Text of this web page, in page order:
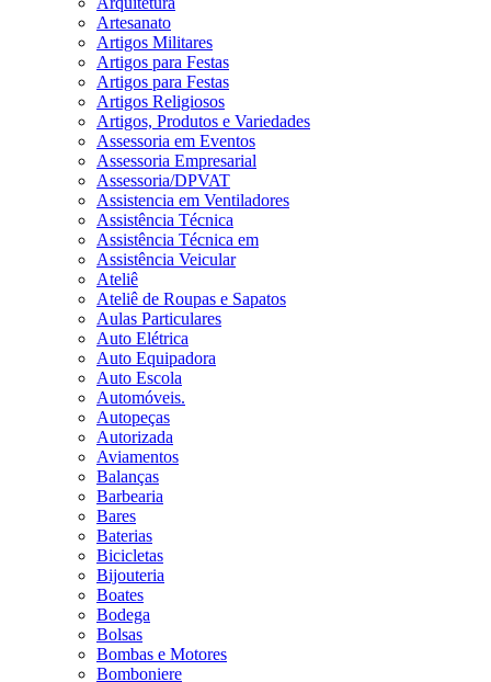
Artesanato
Artigos Militares
Artigos para Festas
Artigos para Festas
Artigos Religiosos
Artigos, Produtos e Variedades
Assessoria em Eventos
Assessoria Empresarial
Assessoria/DPVAT
Assistencia em Ventiladores
Assistência Técnica
Assistência Técnica em
Assistência Veicular
Ateliê
Ateliê de Roupas e Sapatos
Aulas Particulares
Auto Elétrica
Auto Equipadora
Auto Escola
Automóveis.
Autopeças
Autorizada
Aviamentos
Balanças
Barbearia
Bares
Baterias
Bicicletas
Bijouteria
Boates
Bodega
Bolsas
Bombas e Motores
Bomboniere